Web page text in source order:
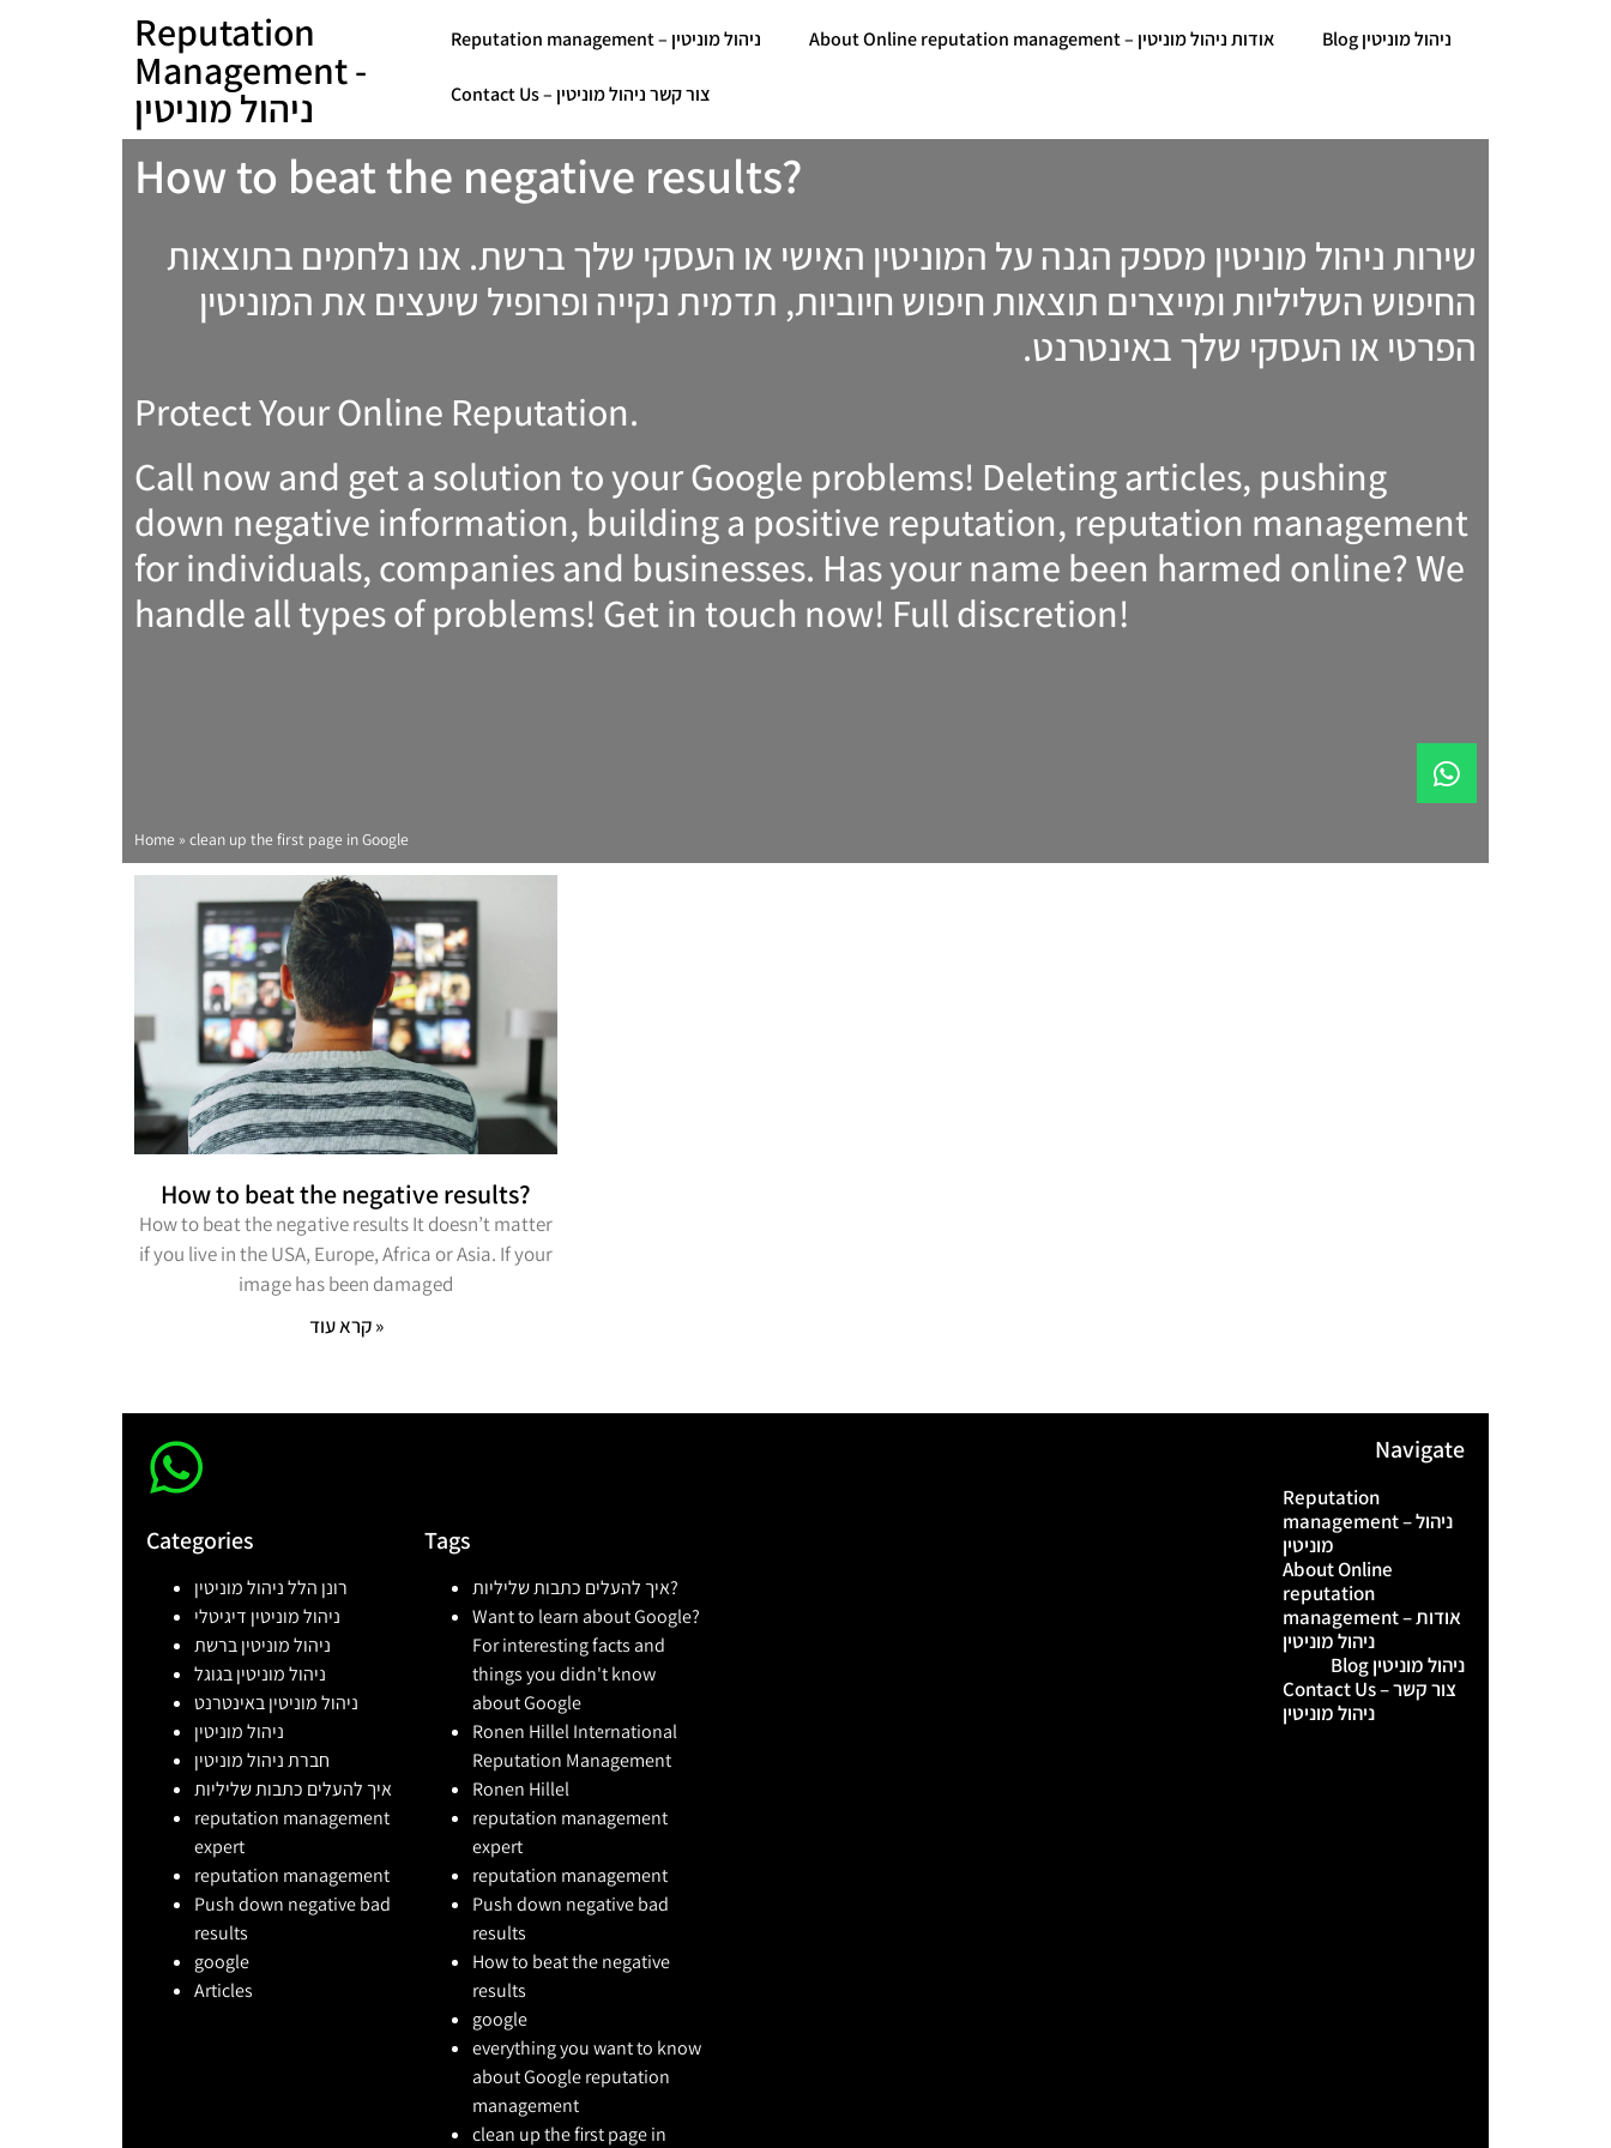
Reputation
Management -
ניהול מוניטין
Reputation management – ניהול מוניטין About Online reputation management – אודות ניהול מוניטין Blog ניהול מוניטין
Contact Us – צור קשר ניהול מוניטין
How to beat the negative results?
שירות ניהול מוניטין מספק הגנה על המוניטין האישי או העסקי שלך ברשת. אנו נלחמים בתוצאות
החיפוש השליליות ומייצרים תוצאות חיפוש חיוביות, תדמית נקייה ופרופיל שיעצים את המוניטין
הפרטי או העסקי שלך באינטרנט.
Protect Your Online Reputation.
Call now and get a solution to your Google problems! Deleting articles, pushing
down negative information, building a positive reputation, reputation management
for individuals, companies and businesses. Has your name been harmed online? We
handle all types of problems! Get in touch now! Full discretion!
Home » clean up the first page in Google
How to beat the negative results?
How to beat the negative results It doesn’t matter
if you live in the USA, Europe, Africa or Asia. If your
image has been damaged
קרא עוד »
Categories
רונן הלל ניהול מוניטין
ניהול מוניטין דיגיטלי
ניהול מוניטין ברשת
ניהול מוניטין בגוגל
ניהול מוניטין באינטרנט
ניהול מוניטין
חברת ניהול מוניטין
איך להעלים כתבות שליליות
reputation management
expert
reputation management
Push down negative bad
results
google
Articles
Tags
איך להעלים כתבות שליליות?
Want to learn about Google?
For interesting facts and
things you didn't know
about Google
Ronen Hillel International
Reputation Management
Ronen Hillel
reputation management
expert
reputation management
Push down negative bad
results
How to beat the negative
results
google
everything you want to know
about Google reputation
management
clean up the first page in
Navigate
Reputation
management – ניהול
מוניטין
About Online
reputation
management – אודות
ניהול מוניטין
Blog ניהול מוניטין
Contact Us – צור קשר
ניהול מוניטין